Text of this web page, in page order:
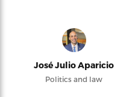
José Julio Aparicio
Politics and law